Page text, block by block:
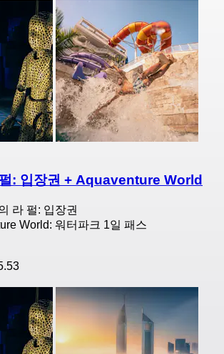
: 입장권 + Aquaventure World
라 펄: 입장권
World: 워터파크 1일 패스